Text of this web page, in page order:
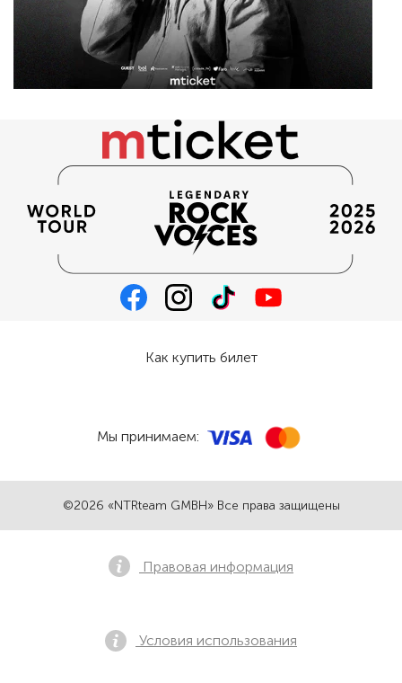
©2026 «NTRteam GMBH» Все права защищены
Как купить билет
Мы принимаем:
Правовая информация
Условия использования